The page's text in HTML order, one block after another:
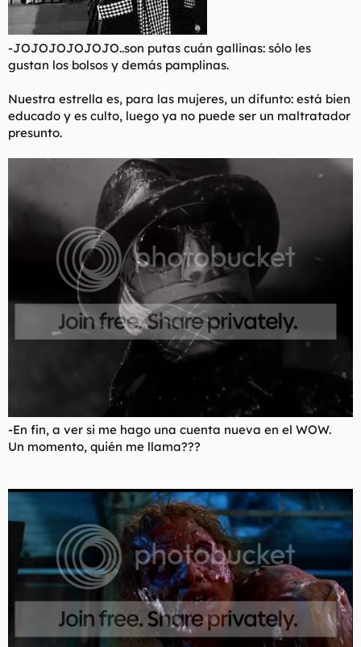
-JOJOJOJOJOJO..son putas cuán gallinas: sólo les
gustan los bolsos y demás pamplinas.
Nuestra estrella es, para las mujeres, un difunto: está bien
educado y es culto, luego ya no puede ser un maltratador
presunto.
-En fin, a ver si me hago una cuenta nueva en el WOW.
Un momento, quién me llama???